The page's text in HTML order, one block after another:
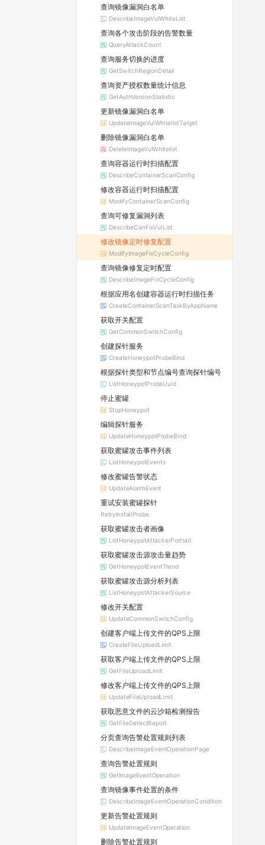
查询镜像漏洞白名单
DescribeImageVulWhiteList
查询各个攻击阶段的告警数量
QueryAttackCount
查询服务切换的进度
GetSwitchRegionDetail
查询资产授权数量统计信息
GetAuthVersionStatistic
更新镜像漏洞白名单
UpdateImageVulWhitelistTarget
删除镜像漏洞白名单
DeleteImageVulWhitelist
查询容器运行时扫描配置
DescribeContainerScanConfig
修改容器运行时扫描配置
ModifyContainerScanConfig
查询可修复漏洞列表
DescribeCanFixVulList
修改镜像定时修复配置
ModifyImageFixCycleConfig
查询镜像修复定时配置
DescribeImageFixCycleConfig
根据应用名创建容器运行时扫描任务
CreateContainerScanTaskByAppName
获取开关配置
GetCommonSwitchConfig
创建探针服务
CreateHoneypotProbeBind
根据探针类型和节点编号查询探针编号
ListHoneypotProbeUuid
停止蜜罐
StopHoneypot
编辑探针服务
UpdateHoneypotProbeBind
获取蜜罐攻击事件列表
ListHoneypotEvents
修改蜜罐告警状态
UpdateAlarmEvent
重试安装蜜罐探针
RetryInstallProbe
获取蜜罐攻击者画像
ListHoneypotAttackerPortrait
获取蜜罐攻击源攻击量趋势
GetHoneypotEventTrend
获取蜜罐攻击源分析列表
ListHoneypotAttackerSource
修改开关配置
UpdateCommonSwitchConfig
创建客户端上传文件的QPS上限
CreateFileUploadLimit
获取客户端上传文件的QPS上限
GetFileUploadLimit
修改客户端上传文件的QPS上限
UpdateFileUploadLimit
获取恶意文件的云沙箱检测报告
GetFileDetectReport
分页查询告警处置规则列表
DescribeImageEventOperationPage
查询告警处置规则
GetImageEventOperation
查询镜像事件处置的条件
DescribeImageEventOperationCondition
更新告警处置规则
UpdateImageEventOperation
删除告警处置规则